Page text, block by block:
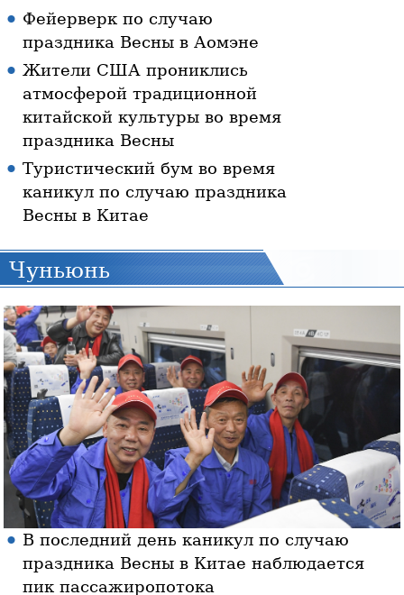
Фейерверк по случаю
праздника Весны в Аомэне
Жители США прониклись
атмосферой традиционной
китайской культуры во время
праздника Весны
Туристический бум во время
каникул по случаю праздника
Весны в Китае
Чуньюнь
В последний день каникул по случаю
праздника Весны в Китае наблюдается
пик пассажиропотока